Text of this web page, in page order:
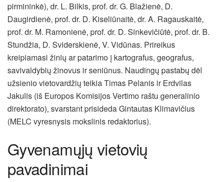
pirmininkė), dr. L. Bilkis, prof. dr. G. Blažienė, D.
Daugirdienė, prof. dr. D. Kiseliūnaitė, dr. A. Ragauskaitė,
prof. dr. M. Ramonienė, prof. dr. D. Sinkevičiūtė, prof. dr. B.
Stundžia, D. Sviderskienė, V. Vidūnas. Prireikus
kreipiamasi žinių ar patarimo į kartografus, geografus,
savivaldybių žinovus ir seniūnus. Naudingų pastabų dėl
užsienio vietovardžių teikia Timas Pelanis ir Erdvilas
Jakulis (iš Europos Komisijos Vertimo raštu generalinio
direktorato), svarstant prisideda Gintautas Klimavičius
(MELC vyresnysis mokslinis redaktorius).
Gyvenamųjų vietovių
pavadinimai